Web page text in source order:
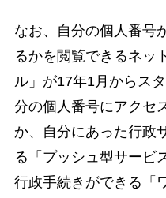
なお、自分の個人番号
るかを閲覧できるネッ
ル」が17年1月からス
分の個人番号にアクセ
か、自分にあった行政
る「プッシュ型サービ
行政手続きができる「